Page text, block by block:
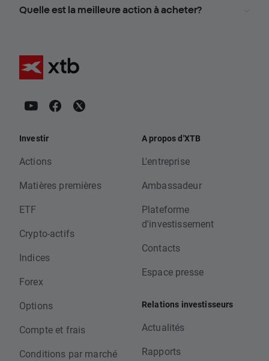
Quelle est la meilleure action à acheter?
Investir
Actions
Matières premières
ETF
Crypto-actifs
Indices
Forex
Options
Compte et frais
Conditions par marché
A propos d'XTB
L'entreprise
Ambassadeur
Plateforme
d'investissement
Contacts
Espace presse
Relations investisseurs
Actualités
Rapports